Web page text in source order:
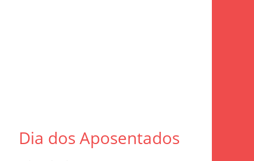
Dia dos Aposentados